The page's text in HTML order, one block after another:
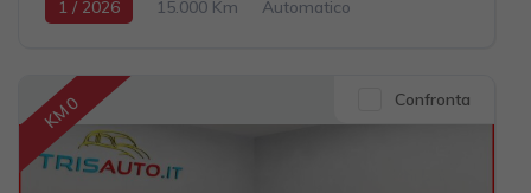
1 / 2026 15.000 Km
Automatico
2995cc 470CV / 346KW
KM 0 Confronta